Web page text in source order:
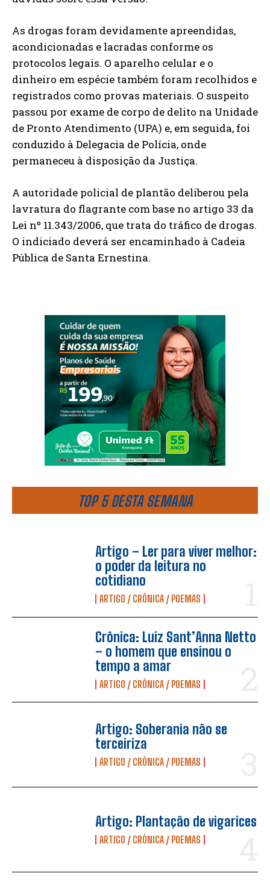
TOP 5 DESTA SEMANA
Artigo – Ler para viver melhor:
o poder da leitura no
cotidiano
ARTIGO / CRÔNICA / POEMAS
Crônica: Luiz Sant’Anna Netto
– o homem que ensinou o
tempo a amar
ARTIGO / CRÔNICA / POEMAS
Artigo: Soberania não se
terceiriza
ARTIGO / CRÔNICA / POEMAS
Artigo: Plantação de vigarices
ARTIGO / CRÔNICA / POEMAS
As drogas foram devidamente apreendidas,
acondicionadas e lacradas conforme os
protocolos legais. O aparelho celular e o
dinheiro em espécie também foram recolhidos e
registrados como provas materiais. O suspeito
passou por exame de corpo de delito na Unidade
de Pronto Atendimento (UPA) e, em seguida, foi
conduzido à Delegacia de Polícia, onde
permaneceu à disposição da Justiça.
A autoridade policial de plantão deliberou pela
lavratura do flagrante com base no artigo 33 da
Lei nº 11.343/2006, que trata do tráfico de drogas.
O indiciado deverá ser encaminhado à Cadeia
Pública de Santa Ernestina.